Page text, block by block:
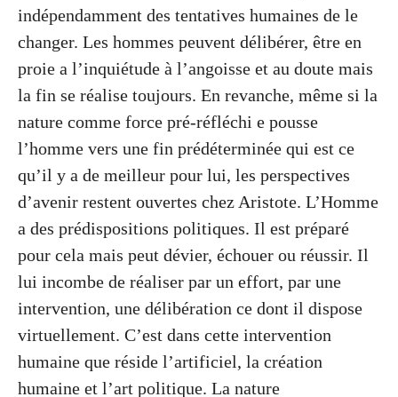
indépendamment des tentatives humaines de le
changer. Les hommes peuvent délibérer, être en
proie a l’inquiétude à l’angoisse et au doute mais
la fin se réalise toujours. En revanche, même si la
nature comme force pré-réfléchi e pousse
l’homme vers une fin prédéterminée qui est ce
qu’il y a de meilleur pour lui, les perspectives
d’avenir restent ouvertes chez Aristote. L’Homme
a des prédispositions politiques. Il est préparé
pour cela mais peut dévier, échouer ou réussir. Il
lui incombe de réaliser par un effort, par une
intervention, une délibération ce dont il dispose
virtuellement. C’est dans cette intervention
humaine que réside l’artificiel, la création
humaine et l’art politique. La nature